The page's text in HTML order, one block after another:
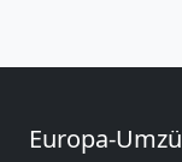
Europa-